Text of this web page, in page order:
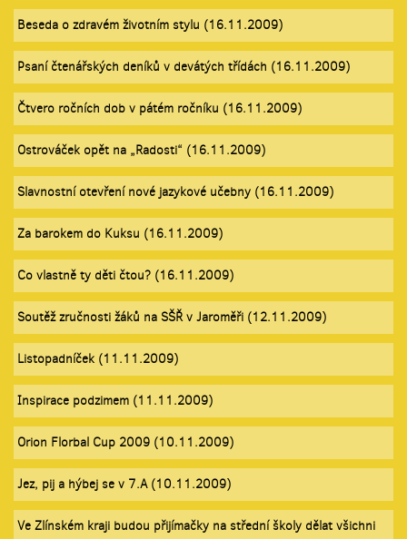
Beseda o zdravém životním stylu (16.11.2009)
Psaní čtenářských deníků v devátých třídách (16.11.2009)
Čtvero ročních dob v pátém ročníku (16.11.2009)
Ostrováček opět na „Radosti“ (16.11.2009)
Slavnostní otevření nové jazykové učebny (16.11.2009)
Za barokem do Kuksu (16.11.2009)
Co vlastně ty děti čtou? (16.11.2009)
Soutěž zručnosti žáků na SŠŘ v Jaroměři (12.11.2009)
Listopadníček (11.11.2009)
Inspirace podzimem (11.11.2009)
Orion Florbal Cup 2009 (10.11.2009)
Jez, pij a hýbej se v 7.A (10.11.2009)
Ve Zlínském kraji budou přijímačky na střední školy dělat všichni